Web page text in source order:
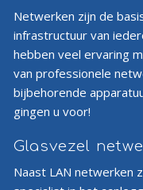
Netwerken zijn de
infrastructuur van
hebben veel ervaring
van professionele
bijbehorende
gingen u voor!
Glasvezel
Naast LAN netwerken